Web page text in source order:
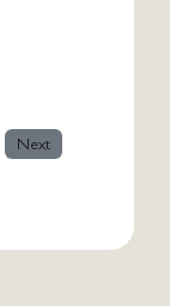
Next